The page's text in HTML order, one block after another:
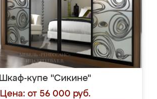
Шкаф-купе "Сикине"
Цена: от 56 000 руб.